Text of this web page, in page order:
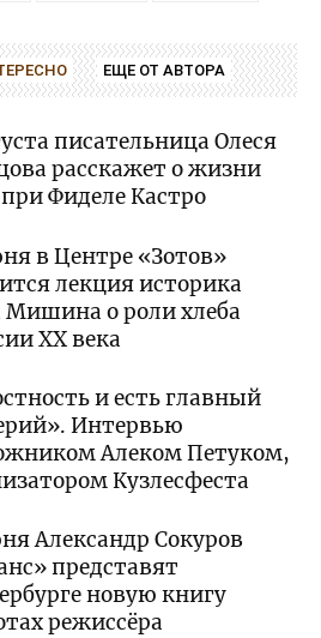
ЕЩЕ ОТ АВТОРА
писательница Олеся
расскажет о жизни
Фиделе Кастро
в Центре «Зотов»
лекция историка
Мишина о роли хлеба
XX века
и есть главный
Интервью
Алеком Петуком,
Кузлесфеста
Александр Сокуров
представят
новую книгу
режиссёра